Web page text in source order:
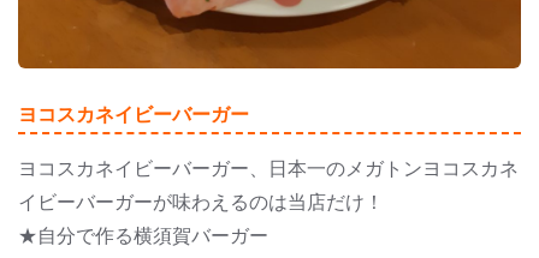
ヨコスカネイビーバーガー
ヨコスカネイビーバーガー、日本一のメガトンヨコスカネ
イビーバーガーが味わえるのは当店だけ！
★自分で作る横須賀バーガー